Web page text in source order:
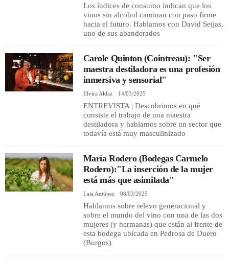
Los índices de consumo indican que los
vinos sin alcohol caminan con paso firme
hacia el futuro. Hablamos con David Seijas,
uno de sus abanderados
Carole Quinton (Cointreau): "Ser
maestra destiladora es una profesión
inmersiva y sensorial"
Elvira Aldaz 14/03/2025
ENTREVISTA | Descubrimos en qué
consiste el trabajo de una maestra
destiladora y hablamos sobre un sector que
todavía está muy masculinizado
María Rodero (Bodegas Carmelo
Rodero):"La inserción de la mujer
está más que asimilada"
Laia Antúnez 08/03/2025
Hablamos sobre relevo generacional y
sobre el mundo del vino con una de las dos
mujeres (y hermanas) que están al frente de
esta bodega ubicada en Pedrosa de Duero
(Burgos)